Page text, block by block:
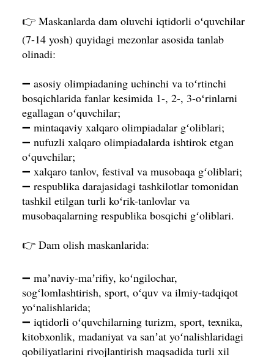
👉 Maskanlarda dam oluvchi iqtidorli oʻquvchilar
(7-14 yosh) quyidagi mezonlar asosida tanlab
olinadi:
➖ asosiy olimpiadaning uchinchi va toʻrtinchi
bosqichlarida fanlar kesimida 1-, 2-, 3-oʻrinlarni
egallagan oʻquvchilar;
➖ mintaqaviy xalqaro olimpiadalar gʻoliblari;
➖ nufuzli xalqaro olimpiadalarda ishtirok etgan
oʻquvchilar;
➖ xalqaro tanlov, festival va musobaqa gʻoliblari;
➖ respublika darajasidagi tashkilotlar tomonidan
tashkil etilgan turli koʻrik-tanlovlar va
musobaqalarning respublika bosqichi gʻoliblari.
👉 Dam olish maskanlarida:
➖ maʼnaviy-maʼrifiy, koʻngilochar,
sogʻlomlashtirish, sport, oʻquv va ilmiy-tadqiqot
yoʻnalishlarida;
➖ iqtidorli oʻquvchilarning turizm, sport, texnika,
kitobxonlik, madaniyat va sanʼat yoʻnalishlaridagi
qobiliyatlarini rivojlantirish maqsadida turli xil